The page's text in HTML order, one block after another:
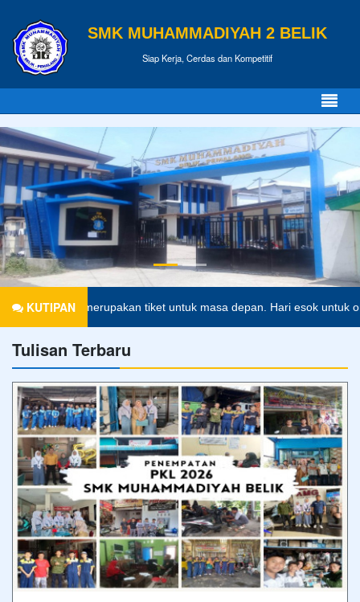
SMK MUHAMMADIYAH 2 BELIK
Siap Kerja, Cerdas dan Kompetitif
KUTIPAN
merupakan tiket untuk masa depan. Hari esok untuk orang-
Tulisan Terbaru